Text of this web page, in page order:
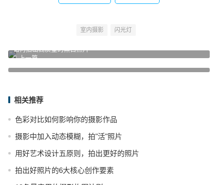
室内摄影 闪光灯
上一篇
如何拍出高质量的黑白照片
相关推荐
色彩对比如何影响你的摄影作品
摄影中加入动态模糊，拍"活"照片
用好艺术设计五原则，拍出更好的照片
拍出好照片的6大核心创作要素